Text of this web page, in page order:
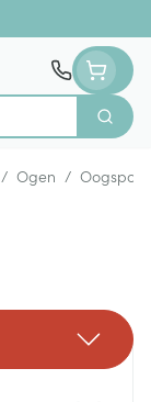
Zoek
/ Ogen /